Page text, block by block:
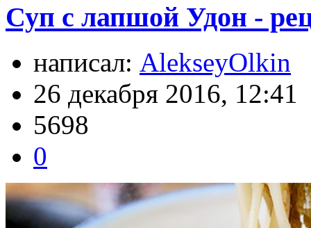
Суп с лапшой Удон -
написал: AlekseyOlkin
26 декабря 2016, 12:41
5698
0